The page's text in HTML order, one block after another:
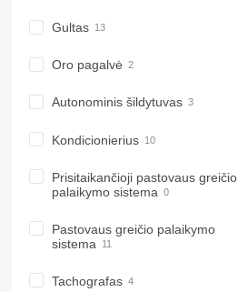
Gultas
Oro pagalvė
Autonominis šildytuvas
Kondicionierius
Prisitaikančioji pastovaus greičio
palaikymo sistema
Pastovaus greičio palaikymo
sistema
Tachografas